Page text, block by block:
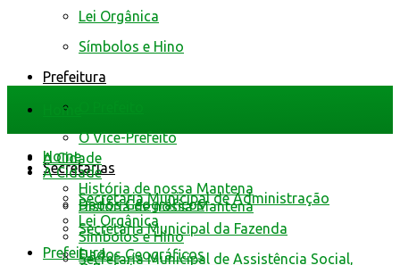
Lei Orgânica
Símbolos e Hino
Prefeitura
O Vice-Prefeito
Secretarias
Secretaria Municipal de Administração
Secretaria Municipal da Fazenda
Secretaria Municipal de Assistência Social,
Home
A Cidade
História de nossa Mantena
Dados Geográficos
Home
A Cidade
História de nossa Mantena
Dados Geográficos
Lei Orgânica
Símbolos e Hino
Prefeitura